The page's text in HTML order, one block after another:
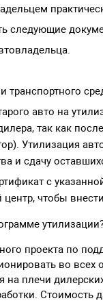
следующие
транспортного
авто на
так как
Утилизация
и сдачу
с
центр, чтобы
проекта по
во
на плечи